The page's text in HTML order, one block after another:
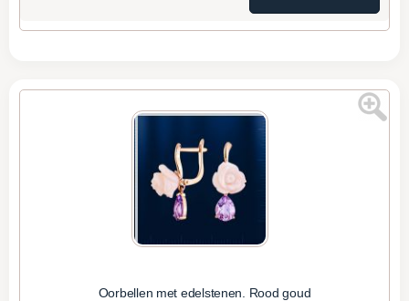
Oorbellen met edelstenen. Rood goud